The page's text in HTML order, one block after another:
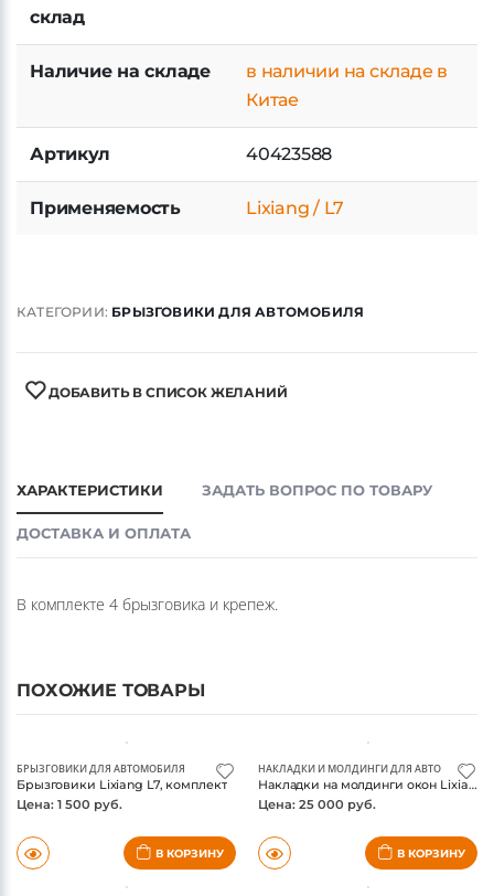
склад
Наличие на складе
в наличии на складе в
Китае
Артикул 40423588
Применяемость Lixiang / L7
КАТЕГОРИИ: БРЫЗГОВИКИ ДЛЯ АВТОМОБИЛЯ
ДОБАВИТЬ В СПИСОК ЖЕЛАНИЙ
ХАРАКТЕРИСТИКИ ЗАДАТЬ ВОПРОС ПО ТОВАРУ
ДОСТАВКА И ОПЛАТА
В комплекте 4 брызговика и крепеж.
ПОХОЖИЕ ТОВАРЫ
БРЫЗГОВИКИ ДЛЯ АВТОМОБИЛЯ
Брызговики Lixiang L7, комплект
Цена: 1 500 руб.
В КОРЗИНУ
НАКЛАДКИ И МОЛДИНГИ ДЛЯ АВТО
Накладки на молдинги окон Lixiang L7, L8, L9, черный глянец, комплект
Цена: 25 000 руб.
В КОРЗИНУ